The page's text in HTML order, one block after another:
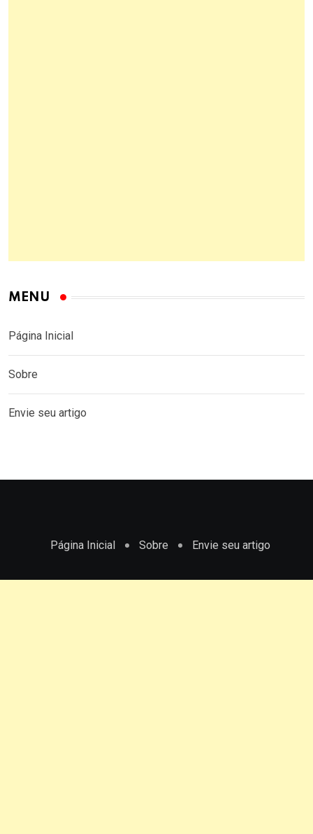
MENU
Página Inicial
Sobre
Envie seu artigo
Página Inicial Sobre Envie seu artigo